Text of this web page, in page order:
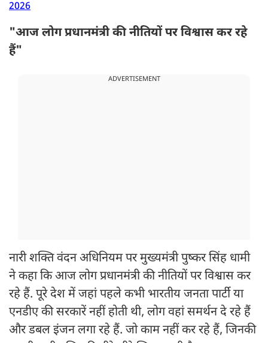
2026
"आज लोग प्रधानमंत्री की नीतियों पर विश्वास कर रहे
हैं"
ADVERTISEMENT
नारी शक्ति वंदन अधिनियम पर मुख्यमंत्री पुष्कर सिंह धामी
ने कहा कि आज लोग प्रधानमंत्री की नीतियों पर विश्वास कर
रहे हैं. पूरे देश में जहां पहले कभी भारतीय जनता पार्टी या
एनडीए की सरकारें नहीं होती थी, लोग वहां समर्थन दे रहे हैं
और डबल इंजन लगा रहे हैं. जो काम नहीं कर रहे हैं, जिनकी